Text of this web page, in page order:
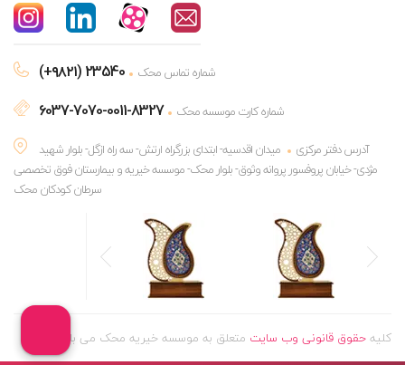
(+۹۸۲۱) 23540 شماره تماس محک
6037-7070-0011-8327
شماره کارت موسسه محک
آدرس دفتر مرکزی
میدان اقدسیه- ابتدای بزرگراه ارتش- سه راه ازگل- بلوار شهید
مژدی- خیابان پروفسور پروانه وثوق- بلوار محک- موسسه خیریه و بیمارستان فوق تخصصی
سرطان کودکان محک
کلیهحقوق قانونی وب سایت متعلق به موسسه خیریه محک می باشد